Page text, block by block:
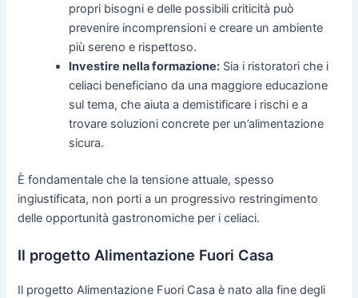
propri bisogni e delle possibili criticità può
prevenire incomprensioni e creare un ambiente
più sereno e rispettoso.
Investire nella formazione: Sia i ristoratori che i
celiaci beneficiano da una maggiore educazione
sul tema, che aiuta a demistificare i rischi e a
trovare soluzioni concrete per un’alimentazione
sicura.
È fondamentale che la tensione attuale, spesso
ingiustificata, non porti a un progressivo restringimento
delle opportunità gastronomiche per i celiaci.
Il progetto Alimentazione Fuori Casa
Il progetto Alimentazione Fuori Casa è nato alla fine degli